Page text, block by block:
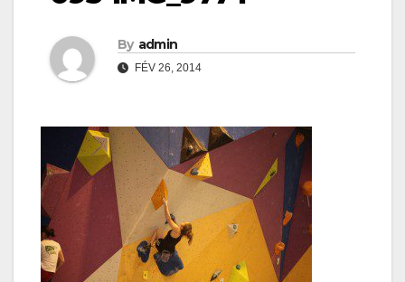
By admin
FÉV 26, 2014